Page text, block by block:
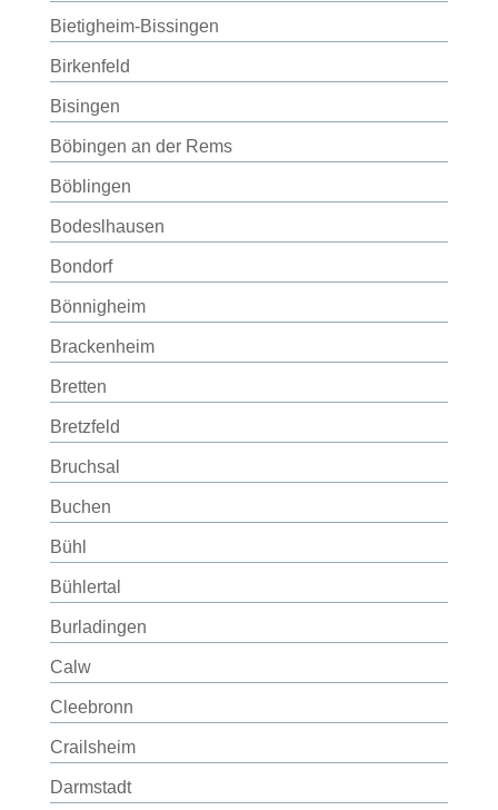
Bietigheim-Bissingen
Birkenfeld
Bisingen
Böbingen an der Rems
Böblingen
Bodeslhausen
Bondorf
Bönnigheim
Brackenheim
Bretten
Bretzfeld
Bruchsal
Buchen
Bühl
Bühlertal
Burladingen
Calw
Cleebronn
Crailsheim
Darmstadt